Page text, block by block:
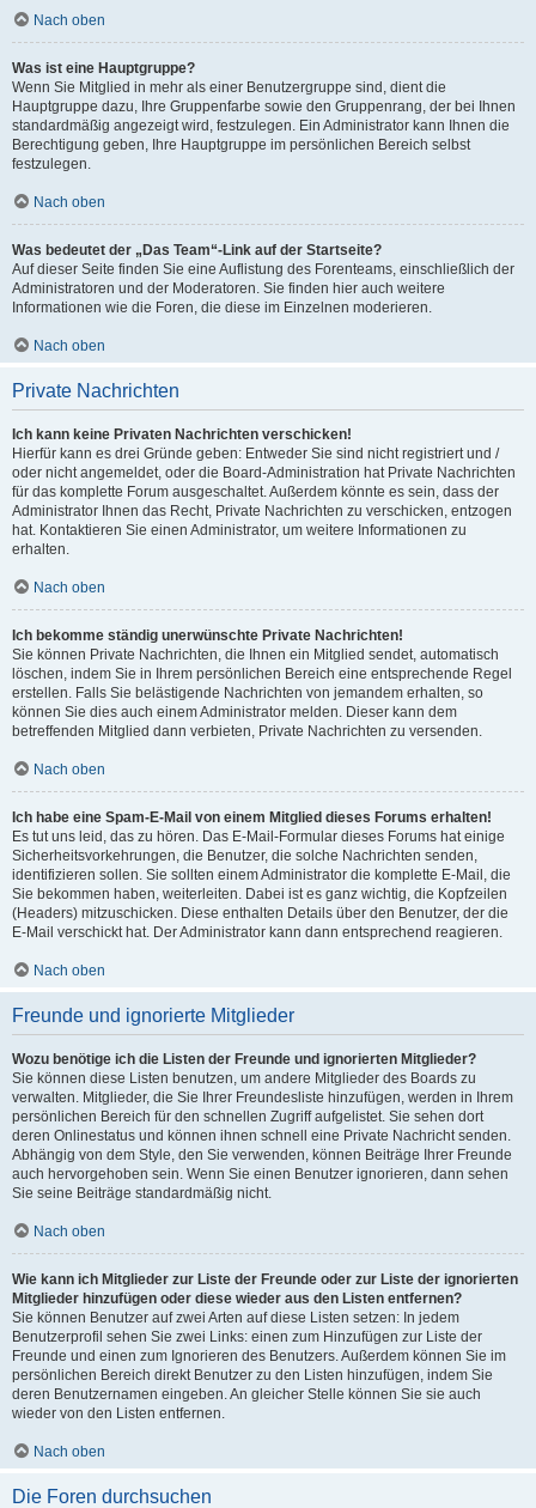
Nach oben
Was ist eine Hauptgruppe?
Wenn Sie Mitglied in mehr als einer Benutzergruppe sind, dient die
Hauptgruppe dazu, Ihre Gruppenfarbe sowie den Gruppenrang, der bei Ihnen
standardmäßig angezeigt wird, festzulegen. Ein Administrator kann Ihnen die
Berechtigung geben, Ihre Hauptgruppe im persönlichen Bereich selbst
festzulegen.
Nach oben
Was bedeutet der „Das Team“-Link auf der Startseite?
Auf dieser Seite finden Sie eine Auflistung des Forenteams, einschließlich der
Administratoren und der Moderatoren. Sie finden hier auch weitere
Informationen wie die Foren, die diese im Einzelnen moderieren.
Nach oben
Private Nachrichten
Ich kann keine Privaten Nachrichten verschicken!
Hierfür kann es drei Gründe geben: Entweder Sie sind nicht registriert und /
oder nicht angemeldet, oder die Board-Administration hat Private Nachrichten
für das komplette Forum ausgeschaltet. Außerdem könnte es sein, dass der
Administrator Ihnen das Recht, Private Nachrichten zu verschicken, entzogen
hat. Kontaktieren Sie einen Administrator, um weitere Informationen zu
erhalten.
Nach oben
Ich bekomme ständig unerwünschte Private Nachrichten!
Sie können Private Nachrichten, die Ihnen ein Mitglied sendet, automatisch
löschen, indem Sie in Ihrem persönlichen Bereich eine entsprechende Regel
erstellen. Falls Sie belästigende Nachrichten von jemandem erhalten, so
können Sie dies auch einem Administrator melden. Dieser kann dem
betreffenden Mitglied dann verbieten, Private Nachrichten zu versenden.
Nach oben
Ich habe eine Spam-E-Mail von einem Mitglied dieses Forums erhalten!
Es tut uns leid, das zu hören. Das E-Mail-Formular dieses Forums hat einige
Sicherheitsvorkehrungen, die Benutzer, die solche Nachrichten senden,
identifizieren sollen. Sie sollten einem Administrator die komplette E-Mail, die
Sie bekommen haben, weiterleiten. Dabei ist es ganz wichtig, die Kopfzeilen
(Headers) mitzuschicken. Diese enthalten Details über den Benutzer, der die
E-Mail verschickt hat. Der Administrator kann dann entsprechend reagieren.
Nach oben
Freunde und ignorierte Mitglieder
Wozu benötige ich die Listen der Freunde und ignorierten Mitglieder?
Sie können diese Listen benutzen, um andere Mitglieder des Boards zu
verwalten. Mitglieder, die Sie Ihrer Freundesliste hinzufügen, werden in Ihrem
persönlichen Bereich für den schnellen Zugriff aufgelistet. Sie sehen dort
deren Onlinestatus und können ihnen schnell eine Private Nachricht senden.
Abhängig von dem Style, den Sie verwenden, können Beiträge Ihrer Freunde
auch hervorgehoben sein. Wenn Sie einen Benutzer ignorieren, dann sehen
Sie seine Beiträge standardmäßig nicht.
Nach oben
Wie kann ich Mitglieder zur Liste der Freunde oder zur Liste der ignorierten
Mitglieder hinzufügen oder diese wieder aus den Listen entfernen?
Sie können Benutzer auf zwei Arten auf diese Listen setzen: In jedem
Benutzerprofil sehen Sie zwei Links: einen zum Hinzufügen zur Liste der
Freunde und einen zum Ignorieren des Benutzers. Außerdem können Sie im
persönlichen Bereich direkt Benutzer zu den Listen hinzufügen, indem Sie
deren Benutzernamen eingeben. An gleicher Stelle können Sie sie auch
wieder von den Listen entfernen.
Nach oben
Die Foren durchsuchen